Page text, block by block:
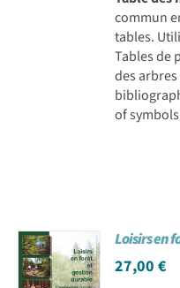
commun
tables.
Tables de
des
of
Loisirs en
27,00€